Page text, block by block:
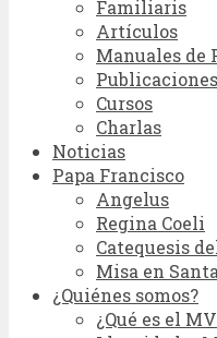
Familiaris
Artículos
Manuales de
Publicaciones
Cursos
Charlas
Noticias
Papa Francisco
Angelus
Regina Coeli
Catequesis
Misa en
¿Quiénes somos?
¿Qué es el